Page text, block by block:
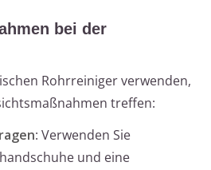
bei der
Rohrreiniger verwenden,
treffen:
: Verwenden Sie
und eine